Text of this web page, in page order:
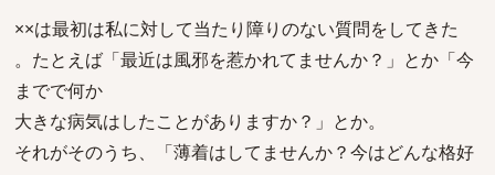
××は最初は私に対して当たり障りのない質問をしてきた
。たとえば「最近は風邪を惹かれてませんか？」とか「今
までで何か
大きな病気はしたことがありますか？」とか。
それがそのうち、「薄着はしてませんか？今はどんな格好